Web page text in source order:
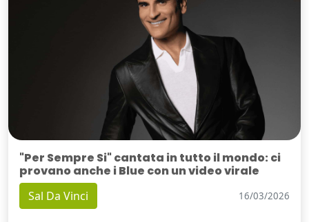
"Per Sempre Si" cantata in tutto il mondo: ci
provano anche i Blue con un video virale
Sal Da Vinci 16/03/2026